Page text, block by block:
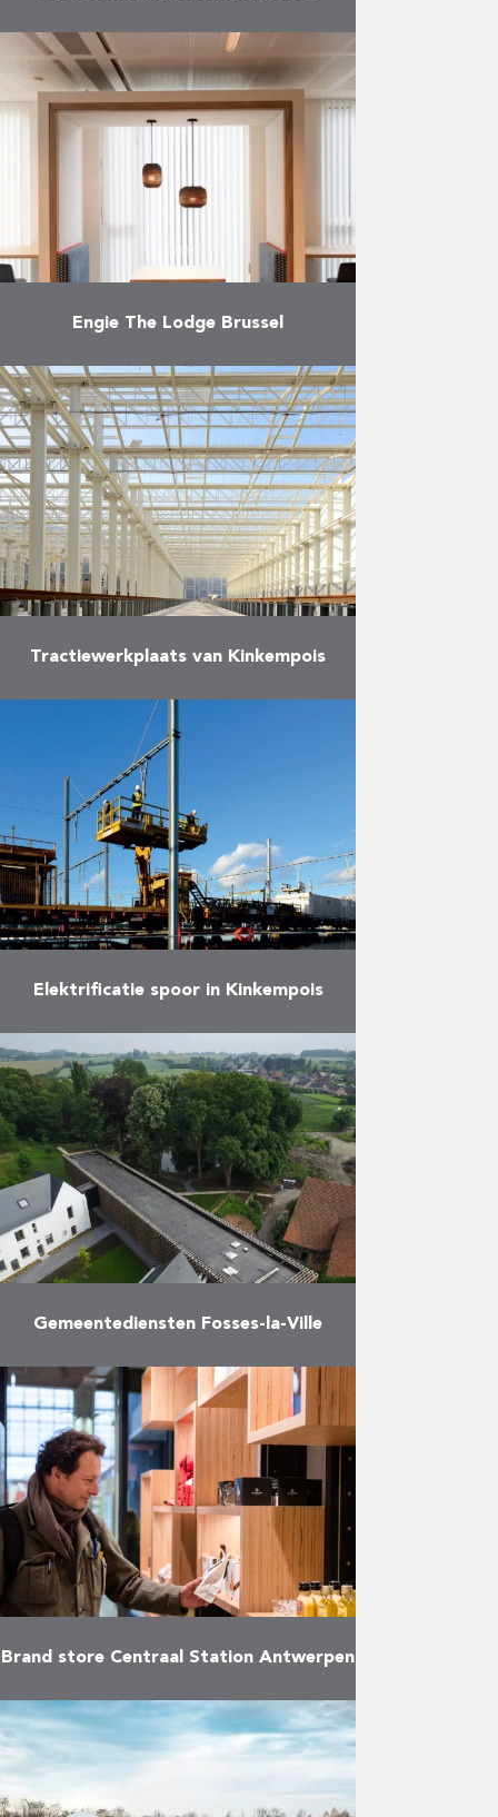
Bouw van een overdekte
infrastructuur voor topsporters en
aanverwante voorzieningen.
Engie The Lodge Brussel
Leveren en plaatsen van
maatmeubilair voor een
kantoorgebouw gebaseerd op de
“new way of working”.
Meer
Tractiewerkplaats van Kinkempois
In het kader van de uitbreiding
van de rijtuigenwerkplaats in
Kinkempois (Luik) bouwde
Duchêne voor de NMBS een
nieuwe hal van 17.000 m², en werd
…
Meer
Elektrificatie spoor in Kinkempois
Elektrificatiewerken aan de
spoorlijn in Kinkempois
Meer
Gemeentediensten Fosses-la-Ville
Daar waar de inwoners van
Fosses-la-Ville voordien vele
kilometers moesten afleggen
tussen hun verschillende
administratieve diensten, kunnen
ze sinds de zomer van 2018
terecht op …
Meer
Brand store Centraal Station Antwerpen
Op 6 december 2018 opende het
station Antwerpen Centraal haar
nieuw bezoekerscentrum.
Reynders vormde daarbij de
verouderde toeristische infobalie